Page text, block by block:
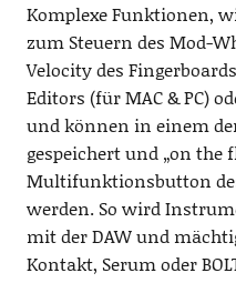
Komplexe Funktionen,
zum Steuern des Mod-
Velocity des
Editors (für MAC & PC)
und können in einem
gespeichert und „on the
Multifunktionsbutton
werden. So wird
mit der DAW und
Kontakt, Serum oder